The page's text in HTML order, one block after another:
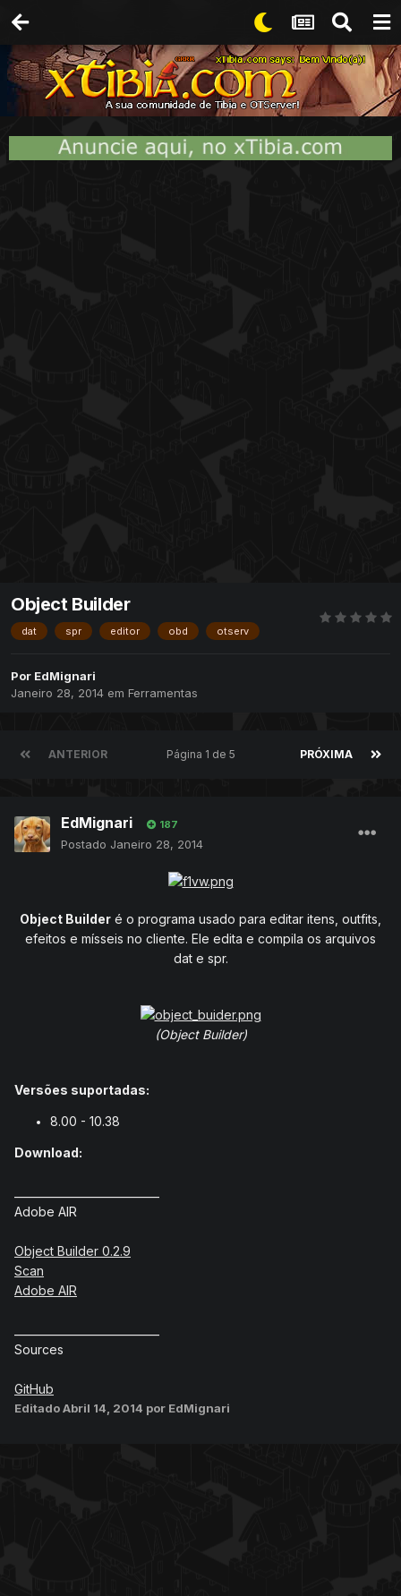
Object Builder
dat spr editor obd otserv
Por EdMignari
Janeiro 28, 2014 em Ferramentas
ANTERIOR PRÓXIMA
Página 1 de 5
EdMignari 187
Postado Janeiro 28, 2014
Object Builder é o programa usado para editar itens, outfits,
efeitos e mísseis no cliente. Ele edita e compila os arquivos
dat e spr.
(Object Builder)
Versões suportadas:
8.00 - 10.38
Download:
Adobe AIR
Object Builder 0.2.9
Scan
Adobe AIR
Sources
GitHub
EditadoAbril 14, 2014 por EdMignari